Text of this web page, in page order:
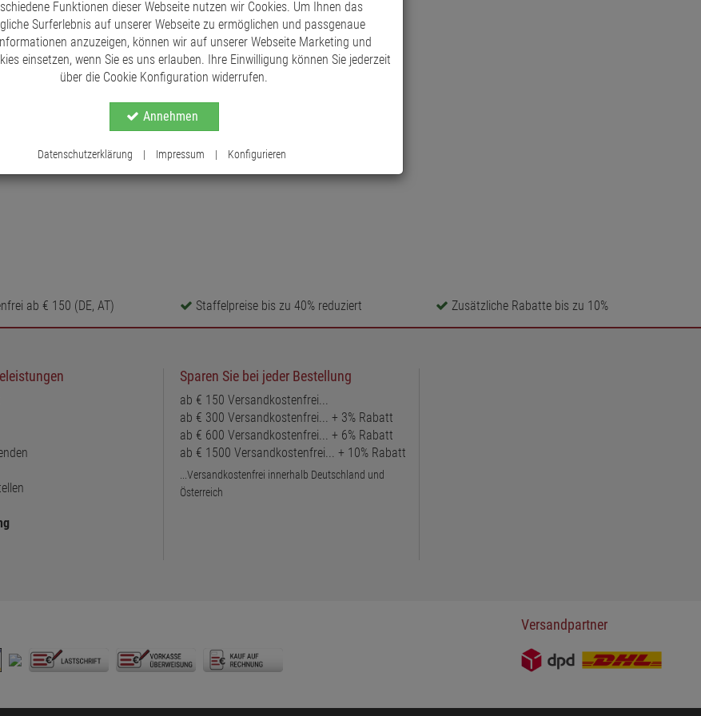
ab € 150 (DE, AT) Staffelpreise bis zu 40% reduziert Zusätzliche Rabatte bis zu 10%
Sparen Sie bei jeder Bestellung
ab € 150 Versandkostenfrei...
ab € 300 Versandkostenfrei... + 3% Rabatt
ab € 600 Versandkostenfrei... + 6% Rabatt
ab € 1500 Versandkostenfrei... + 10% Rabatt
...Versandkostenfrei innerhalb Deutschland und
Österreich
Versandpartner
Funktionen dieser Webseite nutzen wir Cookies. Um Ihnen das
Surferlebnis auf unserer Webseite zu ermöglichen und passgenaue
anzuzeigen, können wir auf unserer Webseite Marketing und
einsetzen, wenn Sie es uns erlauben. Ihre Einwilligung können Sie jederzeit
über die Cookie Konfiguration widerrufen.
Annehmen
Datenschutzerklärung | Impressum | Konfigurieren